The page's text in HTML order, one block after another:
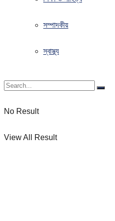
সম্পাদকীয়
স্বাস্থ্য
No Result
View All Result